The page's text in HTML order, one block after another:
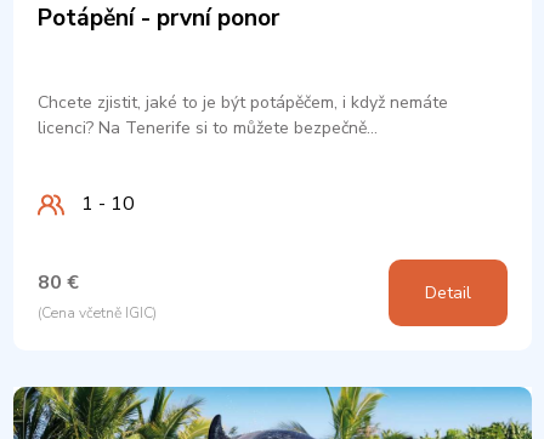
Potápění - první ponor
Chcete zjistit, jaké to je být potápěčem, i když nemáte
licenci? Na Tenerife si to můžete bezpečně…
1 - 10
80 €
(Cena včetně IGIC)
Detail